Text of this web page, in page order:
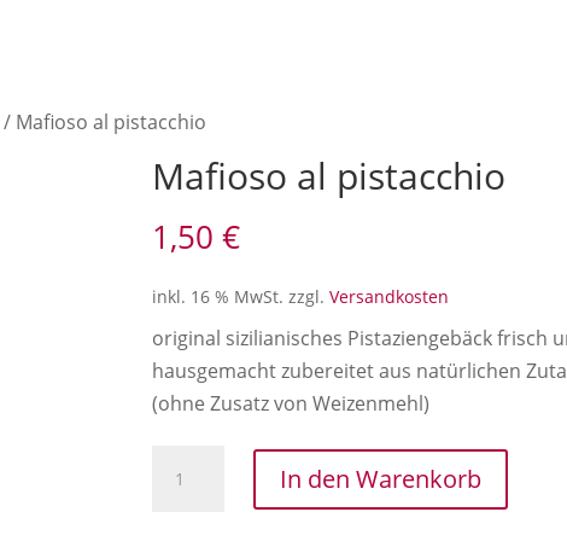
/ Mafioso al pistacchio
Mafioso al pistacchio
1,50 €
inkl. 16 % MwSt. zzgl. Versandkosten
original sizilianisches Pistaziengebäck frisch
hausgemacht zubereitet aus natürlichen
(ohne Zusatz von Weizenmehl)
In den Warenkorb